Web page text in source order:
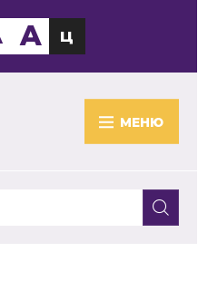
МЕНЮ
A Ц